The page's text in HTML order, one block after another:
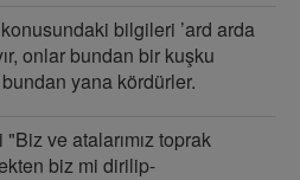
bilgileri ’ard arda
onlar bundan bir kuşku
yana kördürler.
ve atalarımız toprak
biz mi dirilip-